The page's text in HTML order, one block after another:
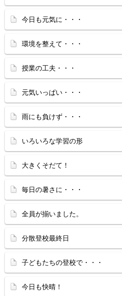
今日も元気に・・・
環境を整えて・・・
授業の工夫・・・
元気いっぱい・・・
雨にも負けず・・・
いろいろな学習の形
大きくそだて！
毎日の暑さに・・・
全員が揃いました。
分散登校最終日
子どもたちの登校で・・・
今日も快晴！